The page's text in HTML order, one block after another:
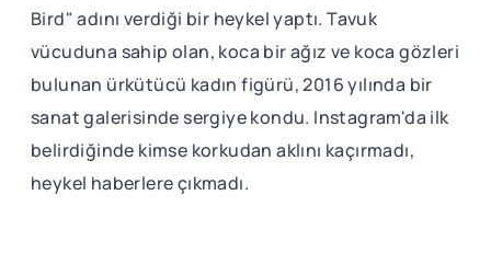
Bird" adını verdiği bir heykel yaptı. Tavuk
vücuduna sahip olan, koca bir ağız ve koca gözleri
bulunan ürkütücü kadın figürü, 2016 yılında bir
sanat galerisinde sergiye kondu. Instagram'da ilk
belirdiğinde kimse korkudan aklını kaçırmadı,
heykel haberlere çıkmadı.